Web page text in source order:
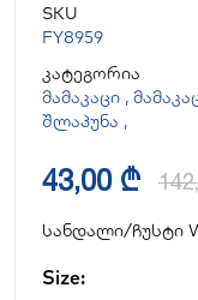
SKU
FY8959
კატეგორია
მამაკაცი ,
შლაპუნა ,
43,00 ₾
სანდალი/ჩუსტი
Size: